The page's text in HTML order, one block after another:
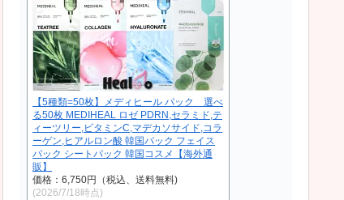
【5種類=50枚】メディヒール パック 選べ
る50枚 MEDIHEAL ロゼ PDRN,セラミド,テ
ィーツリー,ビタミンC,マデカソサイド,コラ
ーゲン,ヒアルロン酸 韓国パック フェイス
パック シートパック 韓国コスメ【海外通
販】
価格：6,750円（税込、送料無料)
(2026/7/18時点)